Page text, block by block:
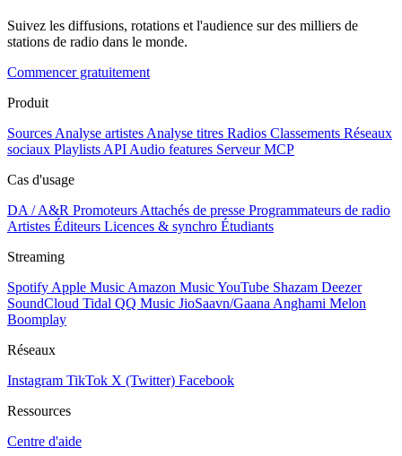
Suivez les diffusions, rotations et l'audience sur des milliers de
stations de radio dans le monde.
Commencer gratuitement
Produit
Sources Analyse artistes Analyse titres Radios Classements Réseaux
sociaux Playlists API Audio features Serveur MCP
Cas d'usage
DA / A&R Promoteurs Attachés de presse Programmateurs de radio
Artistes Éditeurs Licences & synchro Étudiants
Streaming
Spotify Apple Music Amazon MusicYouTube Shazam Deezer
SoundCloud Tidal QQ Music JioSaavn/Gaana Anghami Melon
Boomplay
Réseaux
Instagram TikTok X (Twitter) Facebook
Ressources
Centre d'aide